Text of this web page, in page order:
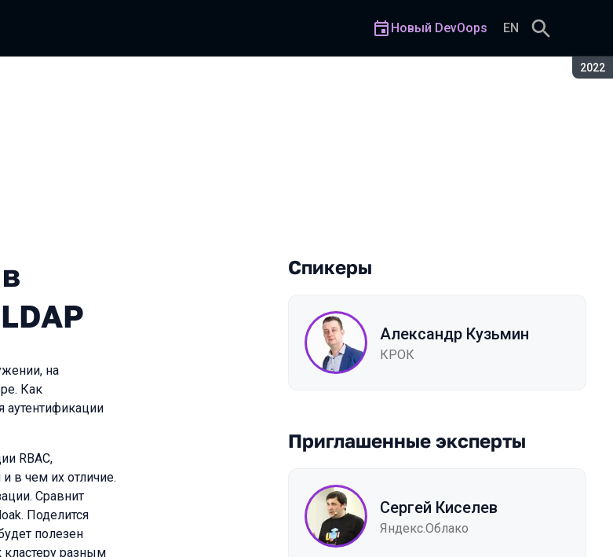
2022
Новый DevOops EN
Интеграция с LDAP
на
Как
аутентификации
RBAC,
в чем их отличие.
Сравнит
Поделится
полезен
кластеру разным
Спикеры
Александр Кузьмин
КРОК
Приглашенные эксперты
Сергей Киселев
Яндекс.Облако